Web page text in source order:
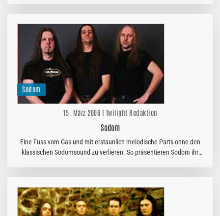
Sodom
15. März 2006 | Twilight Redaktion
Sodom
Eine Fuss vom Gas und mit erstaunlich melodische Parts ohne den
klassischen Sodomsound zu verlieren. So präsentieren Sodom ihr